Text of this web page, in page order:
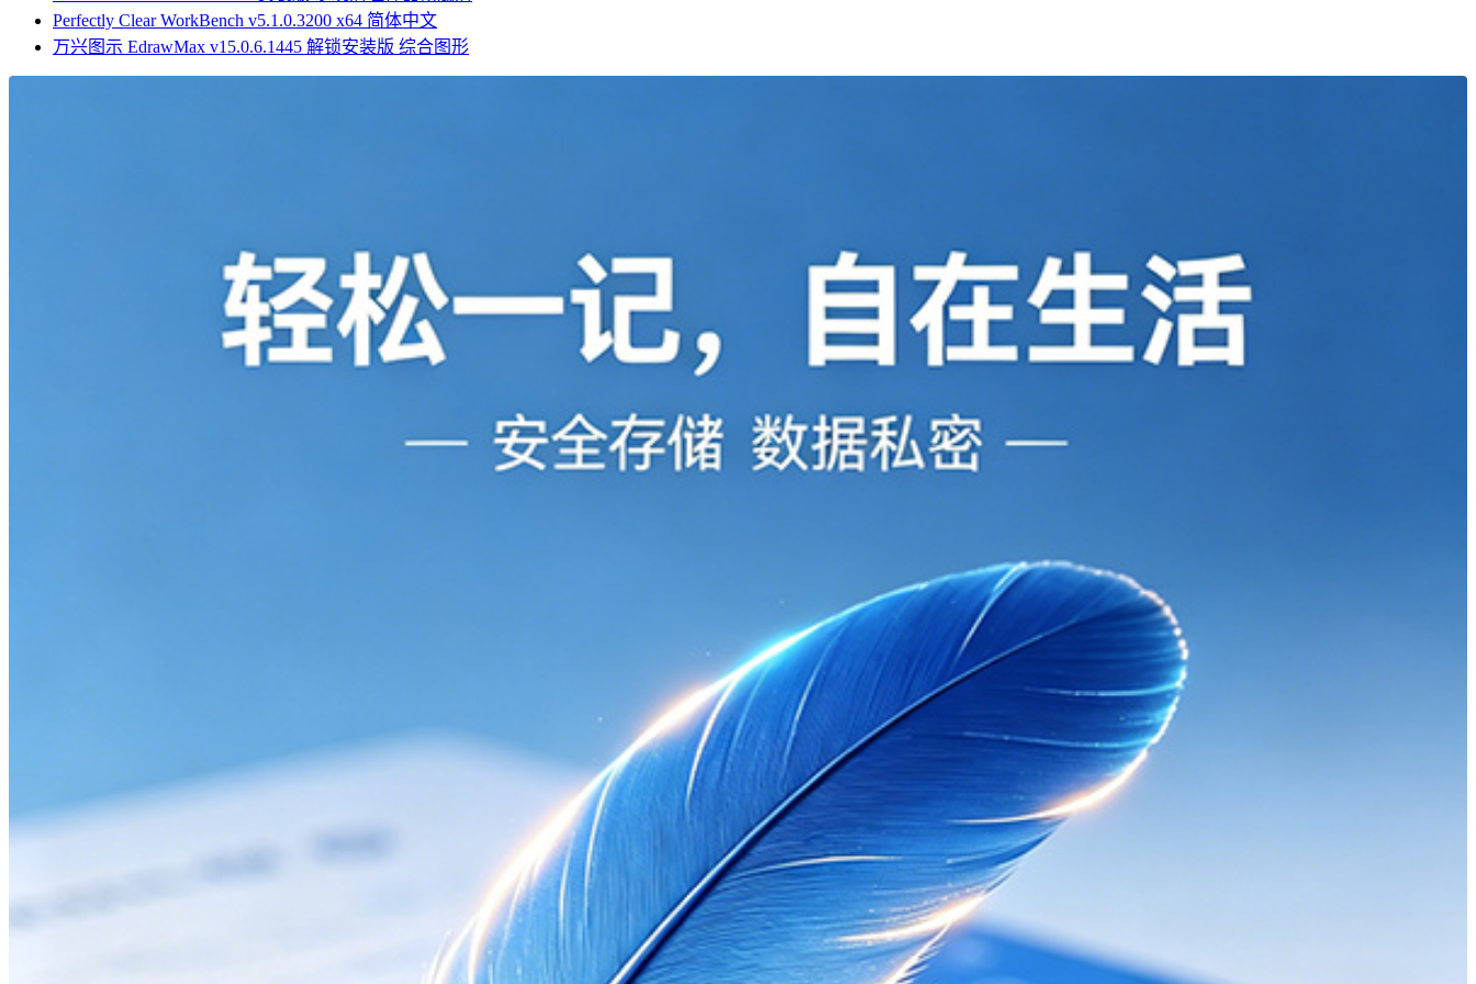
Perfectly Clear WorkBench v5.1.0.3200 x64 简体中文
万兴图示 EdrawMax v15.0.6.1445 解锁安装版 综合图形